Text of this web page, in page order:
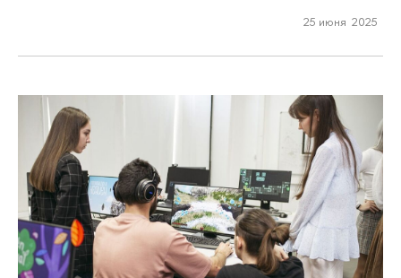
25 июня 2025